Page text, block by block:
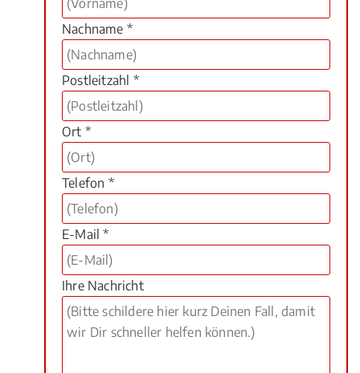
Nachname *
Postleitzahl *
Ort *
Telefon *
E-Mail *
Ihre Nachricht